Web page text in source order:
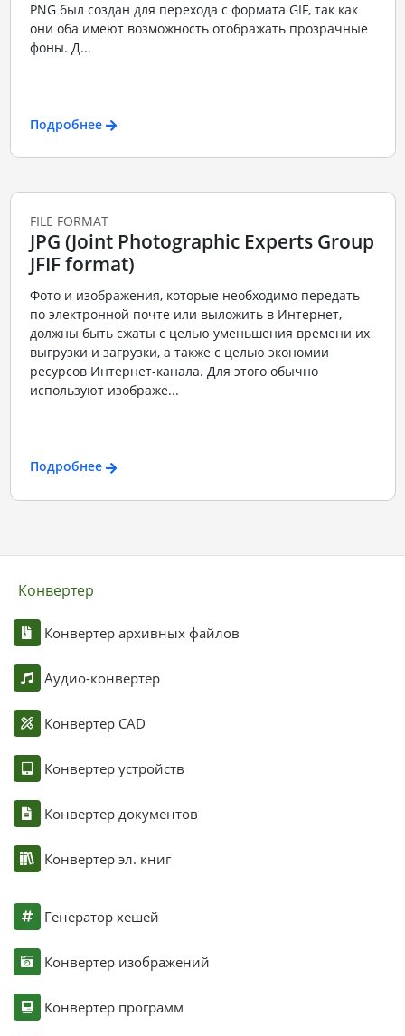
PNG был создан для перехода с формата GIF, так как
они оба имеют возможность отображать прозрачные
фоны. Д...
Подробнее
FILE FORMAT
JPG (Joint Photographic Experts Group
JFIF format)
Фото и изображения, которые необходимо передать
по электронной почте или выложить в Интернет,
должны быть сжаты с целью уменьшения времени их
выгрузки и загрузки, а также с целью экономии
ресурсов Интернет-канала. Для этого обычно
используют изображе...
Подробнее
Конвертер
Конвертер архивных файлов
Аудио-конвертер
Конвертер CAD
Конвертер устройств
Конвертер документов
Конвертер эл. книг
Генератор хешей
Конвертер изображений
Конвертер программ